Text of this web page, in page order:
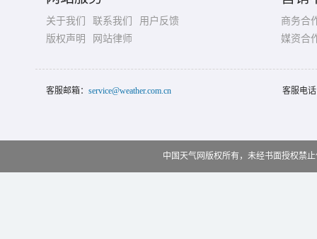
关于我们 联系我们
用户反馈
版权声明
网站律师
商务合
媒资合
客服邮箱： service@weather.com.cn 客服电
中国天气网版权所有，未经书面授权